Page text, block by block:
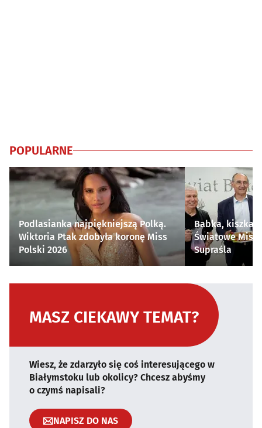
POPULARNE
Podlasianka najpiękniejszą Polką.
Wiktoria Ptak zdobyła koronę Miss
Polski 2026
Babka, kiszka i
Światowe
Supraśla
MASZ CIEKAWY TEMAT?
Wiesz, że zdarzyło się coś interesującego w
Białymstoku lub okolicy? Chcesz abyśmy
o czymś napisali?
NAPISZ DO NAS